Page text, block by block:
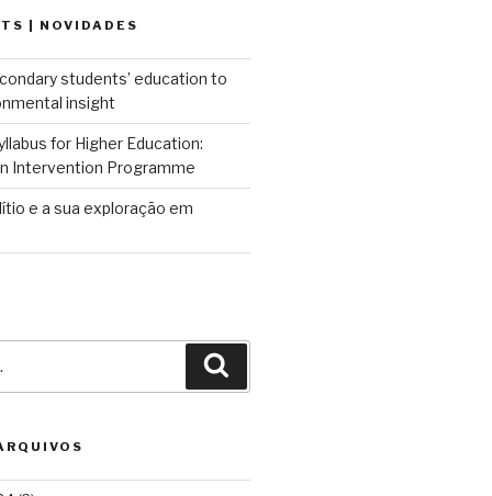
| NOVIDADES
students’ education to
insight
for Higher Education:
Intervention Programme
e a sua exploração em